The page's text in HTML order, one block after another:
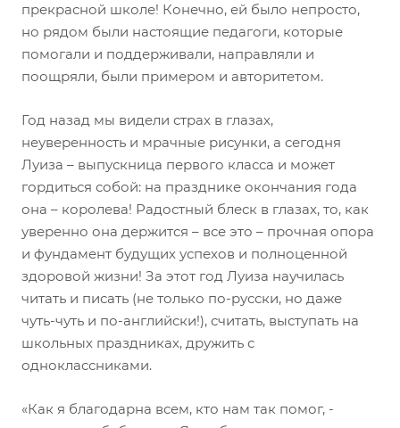
прекрасной школе! Конечно, ей было непросто,
но рядом были настоящие педагоги, которые
помогали и поддерживали, направляли и
поощряли, были примером и авторитетом.
Год назад мы видели страх в глазах,
неуверенность и мрачные рисунки, а сегодня
Луиза – выпускница первого класса и может
гордиться собой: на празднике окончания года
она – королева! Радостный блеск в глазах, то, как
уверенно она держится – все это – прочная опора
и фундамент будущих успехов и полноценной
здоровой жизни! За этот год Луиза научилась
читать и писать (не только по-русски, но даже
чуть-чуть и по-английски!), считать, выступать на
школьных праздниках, дружить с
одноклассниками.
«Как я благодарна всем, кто нам так помог, -